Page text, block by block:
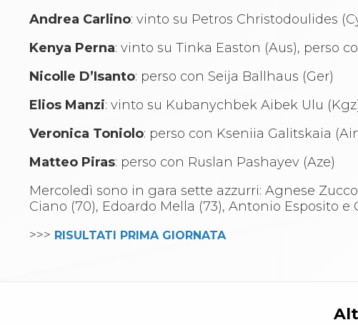
Andrea Carlino: vinto su Petros Christodoulides
Kenya Perna: vinto su Tinka Easton (Aus), perso
Nicolle D’Isanto: perso con Seija Ballhaus (Ger)
Elios Manzi: vinto su Kubanychbek Aibek Ulu
Veronica Toniolo: perso con Kseniia Galitskaia
Matteo Piras: perso con Ruslan Pashayev (Aze)
Mercoledì sono in gara sette azzurri: Agnese
Ciano (70), Edoardo Mella (73), Antonio Esposito e
>>> RISULTATI PRIMA GIORNATA